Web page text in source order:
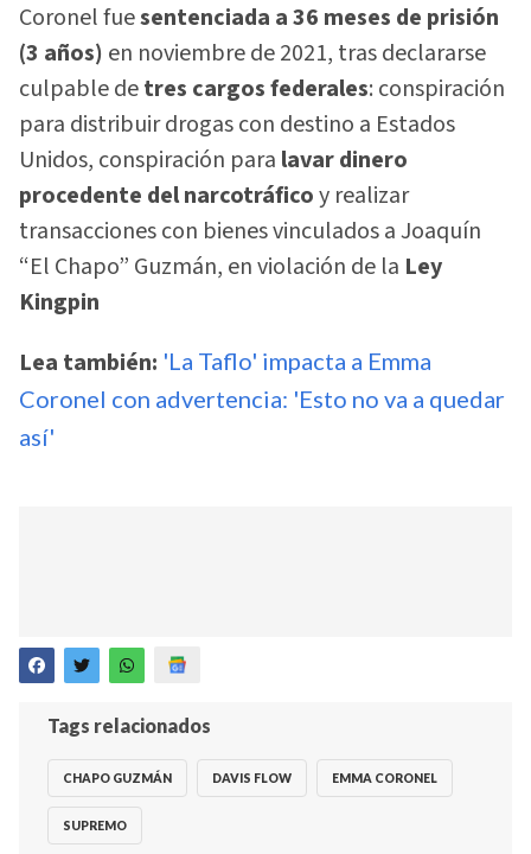
Coronel fuesentenciada a 36 meses de prisión
(3 años) en noviembre de 2021, tras declararse
culpable detres cargos federales: conspiración
para distribuir drogas con destino a Estados
Unidos, conspiración para lavar dinero
procedente del narcotráficoy realizar
transacciones con bienes vinculados a Joaquín
“El Chapo” Guzmán, en violación de la Ley
Kingpin
Lea también: 'La Taflo' impacta a Emma
Coronel con advertencia: 'Esto no va a quedar
así'
Tags relacionados
CHAPO GUZMÁN DAVIS FLOW EMMA CORONEL
SUPREMO